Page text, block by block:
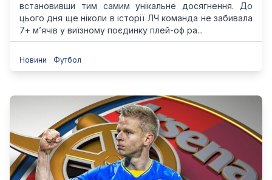
встановивши тим самим унікальне досягнення. До
цього дня ще ніколи в історії ЛЧ команда не забивала
7+ м’ячів у виїзному поєдинку плей-оф ра...
Новини Футбол